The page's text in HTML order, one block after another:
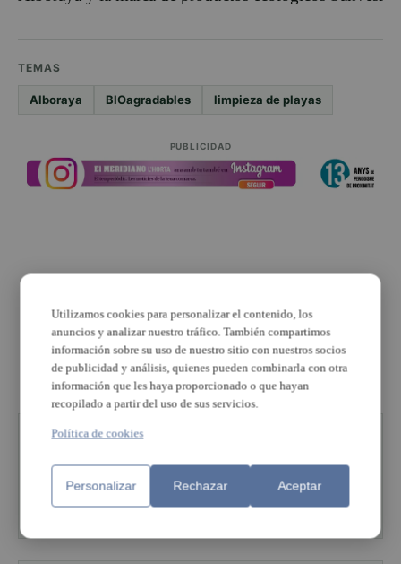
TEMAS
Alboraya BIOagradables limpieza de playas
PUBLICIDAD
PUBLICIDAD
Alboraia
Ver más de esta sección
Utilizamos cookies para personalizar el contenido, los
anuncios y analizar nuestro tráfico. También compartimos
información sobre su uso de nuestro sitio con nuestros socios
de publicidad y análisis, quienes pueden combinarla con otra
información que les haya proporcionado o que hayan
recopilado a partir del uso de sus servicios.
Política de cookies
Personalizar Rechazar Aceptar